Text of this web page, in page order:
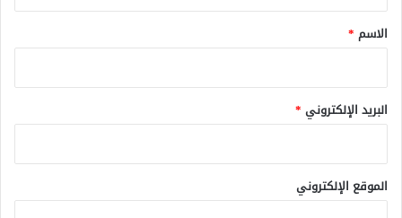
*
الاسم *
البريد الإلكتروني *
الموقع الإلكتروني